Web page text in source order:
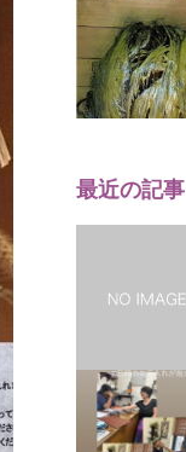
最近の記事